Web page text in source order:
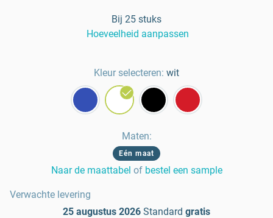
Bij 25 stuks
Hoeveelheid aanpassen
Kleur selecteren: wit
Maten:
Eén maat
Naar de maattabel of bestel een sample
Verwachte levering
25 augustus 2026 Standard gratis